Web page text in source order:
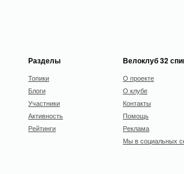
Разделы
Топики
Блоги
Участники
Активность
Рейтинги
Велоклуб 32
О проекте
О клубе
Контакты
Помощь
Реклама
Мы в социальных